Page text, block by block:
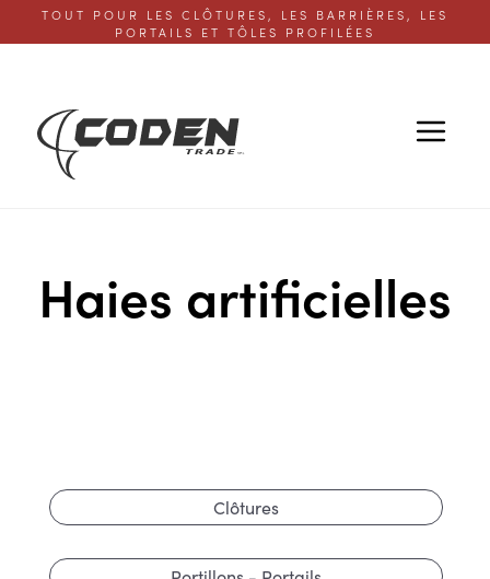
TOUT POUR LES CLÔTURES, LES BARRIÈRES, LES
PORTAILS ET TÔLES PROFILÉES
Haies artificielles
Clôtures